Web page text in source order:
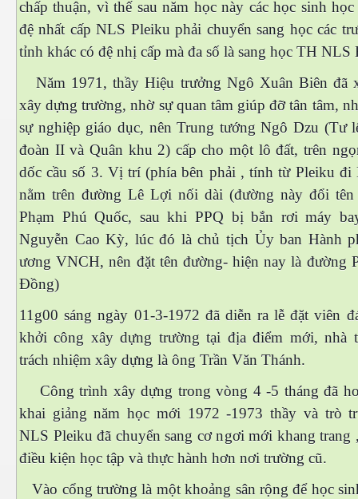
chấp thuận, vì thế sau năm học này các học sinh
đệ nhất cấp NLS Pleiku phải chuyển sang học các
tỉnh khác có đệ nhị cấp mà đa số là sang học TH
Năm 1971, thầy Hiệu trưởng Ngô Xuân Biên đã
xây dựng trường, nhờ sự quan tâm giúp đỡ tân tâm,
sự nghiệp giáo dục, nên Trung tướng Ngô Dzu (Tư
đoàn II và Quân khu 2) cấp cho một lô đất, trên
dốc cầu số 3. Vị trí (phía bên phải , tính từ Pleiku đi
nằm trên đường Lê Lợi nối dài (đường này đổi
Phạm Phú Quốc, sau khi PPQ bị bắn rơi máy
Nguyễn Cao Kỳ, lúc đó là chủ tịch Ủy ban Hành
ương VNCH, nên đặt tên đường- hiện nay là đường
Đồng)
11g00 sáng ngày 01-3-1972 đã diễn ra lễ đặt viên
khởi công xây dựng trường tại địa điểm mới, nhà
trách nhiệm xây dựng là ông Trần Văn Thánh.
Công trình xây dựng trong vòng 4 -5 tháng đã
khai giảng năm học mới 1972 -1973 thầy và trò
NLS Pleiku đã chuyển sang cơ ngơi mới khang trang
điều kiện học tập và thực hành hơn nơi trường cũ.
Vào cổng trường là một khoảng sân rộng để học
giới